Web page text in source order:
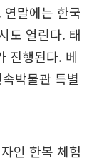
말에는 한국
도 열린다. 태
진행된다. 베
박물관 특별
인 한복 체험